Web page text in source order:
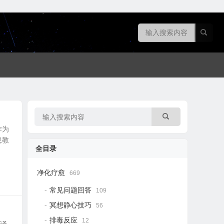
为
教
全目录
净化疗愈 669
常见问题回答 109
冥想静心技巧 56
排毒反应 12